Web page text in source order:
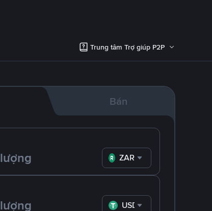
Trung tâm Trợ giúp P2P
Bán
ZAR
USDT